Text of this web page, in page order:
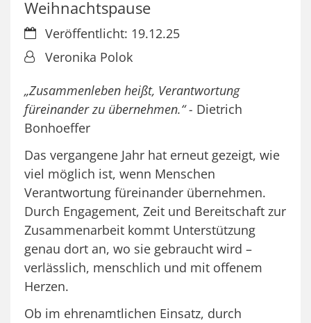
Weihnachtspause
Datum:Veröffentlicht: 19.12.25
Von:Veronika Polok
„Zusammenleben heißt, Verantwortung
füreinander zu übernehmen.“ - Dietrich
Bonhoeffer
Das vergangene Jahr hat erneut gezeigt, wie
viel möglich ist, wenn Menschen
Verantwortung füreinander übernehmen.
Durch Engagement, Zeit und Bereitschaft zur
Zusammenarbeit kommt Unterstützung
genau dort an, wo sie gebraucht wird –
verlässlich, menschlich und mit offenem
Herzen.
Ob im ehrenamtlichen Einsatz, durch